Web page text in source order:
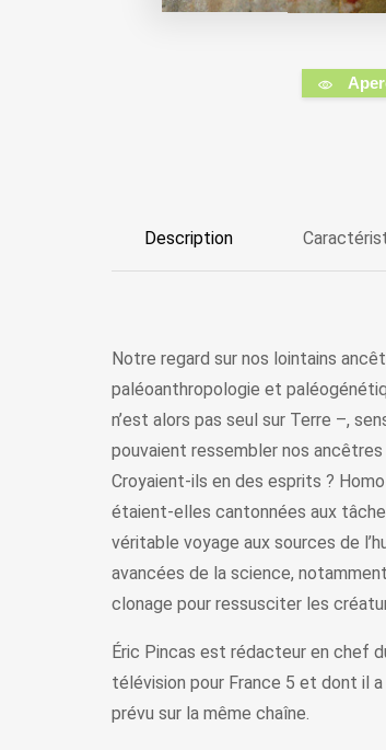
Description
Notre regard sur nos lointains
paléoanthropologie et
n’est alors pas seul sur Terre –,
pouvaient ressembler nos
Croyaient-ils en des esprits ?
étaient-elles cantonnées aux
véritable voyage aux sources de
avancées de la science,
clonage pour ressusciter les
Éric Pincas est rédacteur en chef
télévision pour France 5 et dont il
prévu sur la même chaîne.